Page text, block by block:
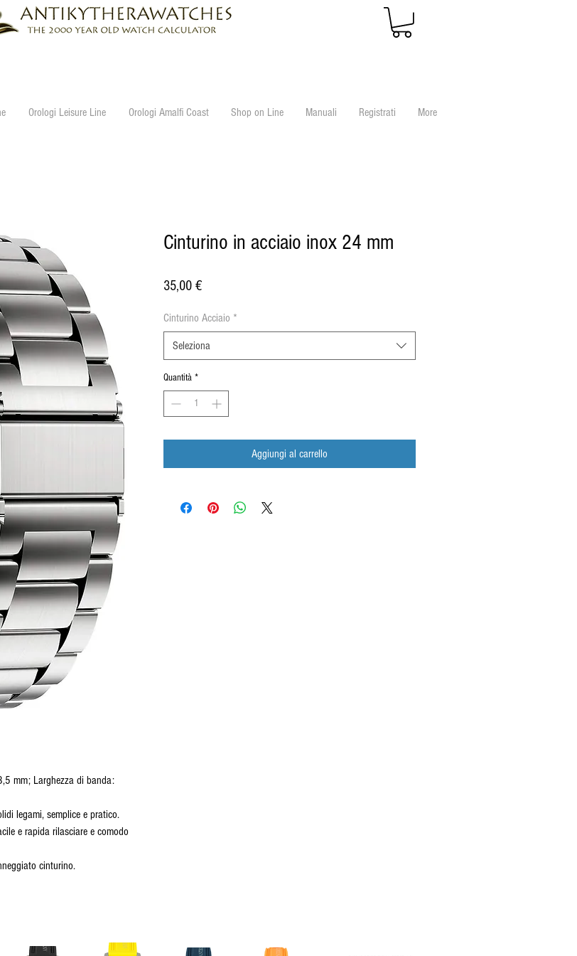
Orologi Leisure Line Orologi Amalfi Coast Shop on Line Manuali Registrati More
mm; Larghezza di banda:
legami, semplice e pratico.
e rapida rilasciare e comodo
cinturino.
Cinturino in acciaio inox 24 mm
35,00 €Prezzo
Cinturino Acciaio *
Seleziona
Quantità *
Aggiungi al carrello